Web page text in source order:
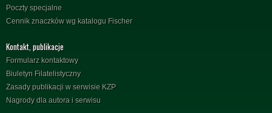
Poczty specjalne
Cennik znaczków wg katalogu Fischer
Kontakt, publikacje
Formularz kontaktowy
Biuletyn Filatelistyczny
Zasady publikacji w serwisie KZP
Nagrody dla autora i serwisu